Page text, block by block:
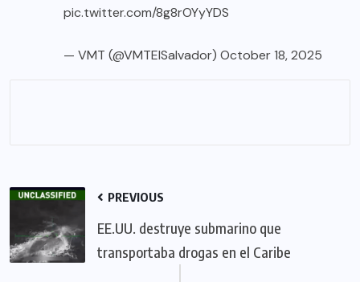
pic.twitter.com/8g8rOYyYDS
— VMT (@VMTElSalvador) October 18, 2025
PREVIOUS
EE.UU. destruye submarino que
transportaba drogas en el Caribe